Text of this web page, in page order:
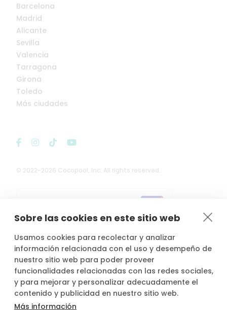
Sobre las cookies en este sitio web
Usamos cookies para recolectar y analizar
información relacionada con el uso y desempeño de
nuestro sitio web para poder proveer
funcionalidades relacionadas con las redes sociales,
y para mejorar y personalizar adecuadamente el
contenido y publicidad en nuestro sitio web.
Más información
© 2022-2026 Cocopool, Inc. All rights reserved.
Barcelona
Madrid
Alicante
Sevilla
Valencia
Tarragona
Girona
Toledo
Más ciudades
*Actividad, con seguro voluntario de responsabilidad civil del
propietario, contratado por PLACE4PLAN, S.L. con AXA SEGUROS
GENERALES, S.A. de Seguros y Reaseguros, siempre que conste
notificada la reserva con mínimo 2 horas de antelación.